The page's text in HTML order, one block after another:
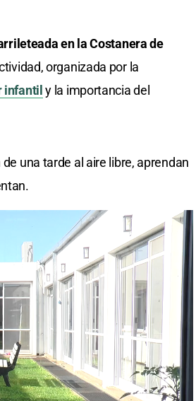
en la Costanera de
organizada por la
infantil y la importancia del
una tarde al aire libre, aprendan